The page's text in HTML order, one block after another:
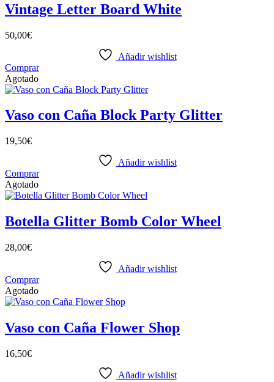
Vintage Letter Board White
50,00€
Añadir wishlist
Comprar
Agotado
Vaso con Caña Block Party Glitter
19,50€
Añadir wishlist
Comprar
Agotado
Botella Glitter Bomb Color Wheel
28,00€
Añadir wishlist
Comprar
Agotado
Vaso con Caña Flower Shop
16,50€
Añadir wishlist